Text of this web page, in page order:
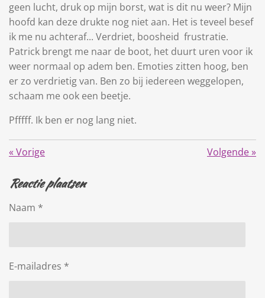
geen lucht, druk op mijn borst, wat is dit nu weer? Mijn
hoofd kan deze drukte nog niet aan. Het is teveel besef
ik me nu achteraf... Verdriet, boosheid frustratie.
Patrick brengt me naar de boot, het duurt uren voor ik
weer normaal op adem ben. Emoties zitten hoog, ben
er zo verdrietig van. Ben zo bij iedereen weggelopen,
schaam me ook een beetje.
Pfffff. Ik ben er nog lang niet.
« Vorige Volgende»
Reactie plaatsen
Naam *
E-mailadres *